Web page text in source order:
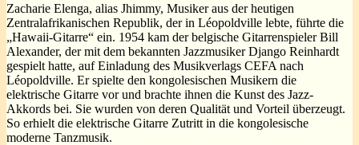
Zacharie Elenga, alias Jhimmy, Musiker aus der heutigen
Zentralafrikanischen Republik, der in Léopoldville lebte, führte die
„Hawaii-Gitarre“ ein. 1954 kam der belgische Gitarrenspieler Bill
Alexander, der mit dem bekannten Jazzmusiker Django Reinhardt
gespielt hatte, auf Einladung des Musikverlags CEFA nach
Léopoldville. Er spielte den kongolesischen Musikern die
elektrische Gitarre vor und brachte ihnen die Kunst des Jazz-
Akkords bei. Sie wurden von deren Qualität und Vorteil überzeugt.
So erhielt die elektrische Gitarre Zutritt in die kongolesische
moderne Tanzmusik.